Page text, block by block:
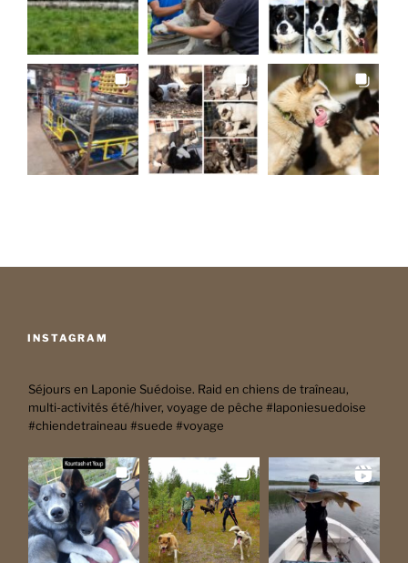
INSTAGRAM
Séjours en Laponie Suédoise. Raid en chiens de traîneau,
multi-activités été/hiver, voyage de pêche #laponiesuedoise
#chiendetraineau #suede #voyage